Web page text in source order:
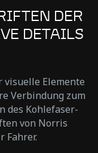
DER
DETAILS
visuelle Elemente
Verbindung zum
des Kohlefaser-
von Norris
Fahrer.